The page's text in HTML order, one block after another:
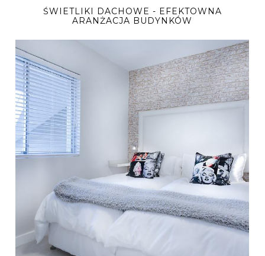
ŚWIETLIKI DACHOWE - EFEKTOWNA
ARANŻACJA BUDYNKÓW